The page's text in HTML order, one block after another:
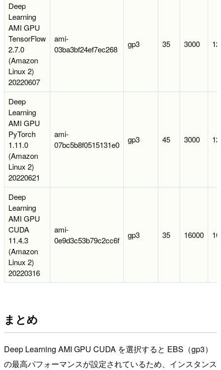
Deep
Learning
AMI GPU
TensorFlow
2.7.0
(Amazon
Linux 2)
20220607
ami-
03ba3bf24ef7ec268
gp3 35 3000
Deep
Learning
AMI GPU
PyTorch
1.11.0
(Amazon
Linux 2)
20220621
ami-
07bc5b8f0515131e0
gp3 45 3000
Deep
Learning
AMI GPU
CUDA
11.4.3
(Amazon
Linux 2)
20220316
ami-
0e9d3c53b79c2cc6f
gp3 35 16000
まとめ
Deep Learning AMI GPU CUDA を選択すると EBS（gp3）
の最高パフォーマンスが設定されているため、インスタンス